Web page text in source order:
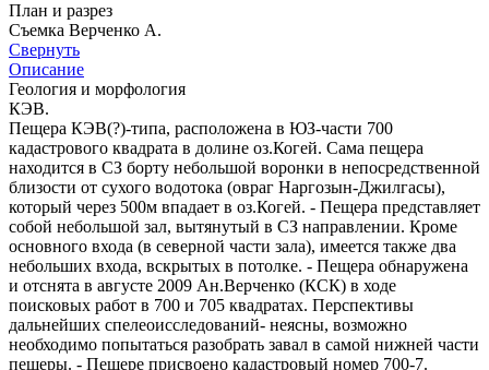
План и разрез
Съемка Верченко А.
Свернуть
Описание
Геология и морфология
КЭВ.
Пещера КЭВ(?)-типа, расположена в ЮЗ-части 700
кадастрового квадрата в долине оз.Когей. Сама пещера
находится в СЗ борту небольшой воронки в непосредственной
близости от сухого водотока (овраг Наргозын-Джилгасы),
который через 500м впадает в оз.Когей. - Пещера представляет
собой небольшой зал, вытянутый в СЗ направлении. Кроме
основного входа (в северной части зала), имеется также два
небольших входа, вскрытых в потолке. - Пещера обнаружена
и отснята в августе 2009 Ан.Верченко (КСК) в ходе
поисковых работ в 700 и 705 квадратах. Перспективы
дальнейших спелеоисследований- неясны, возможно
необходимо попытаться разобрать завал в самой нижней части
пещеры. - Пещере присвоено кадастровый номер 700-7.